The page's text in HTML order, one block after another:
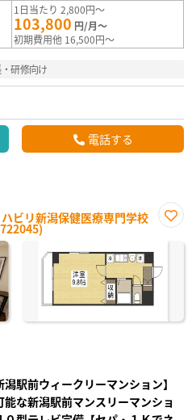
1日当たり 2,800円～
103,800 円/月～
初期費用他 16,500円～
研修向け
電話する
ビリ新潟保健医療専門学校
に入
録
駅前ウィークリーマンション】
な新潟駅前マンスリーマンショ